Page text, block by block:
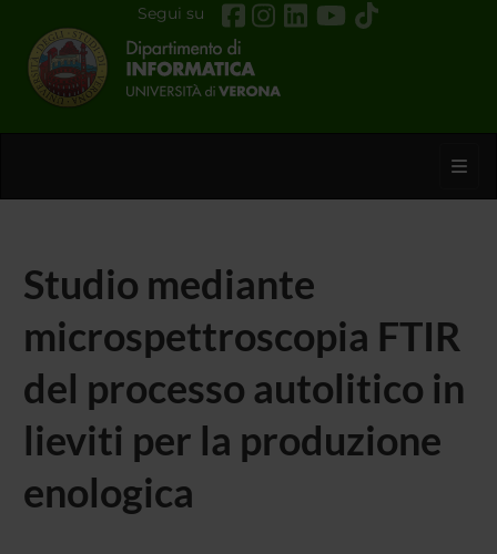
Segui su
Studio mediante
microspettroscopia FTIR
del processo autolitico in
lieviti per la produzione
enologica